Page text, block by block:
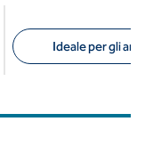
Ideale per gli